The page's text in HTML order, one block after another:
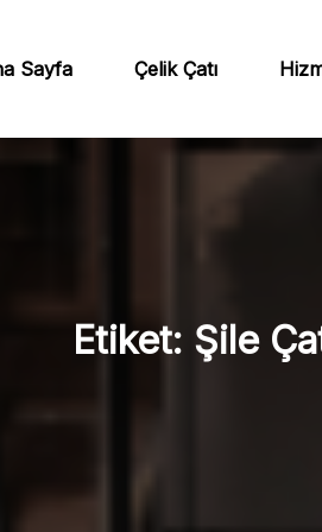
Sayfa Çelik Çatı
Etiket: Şile